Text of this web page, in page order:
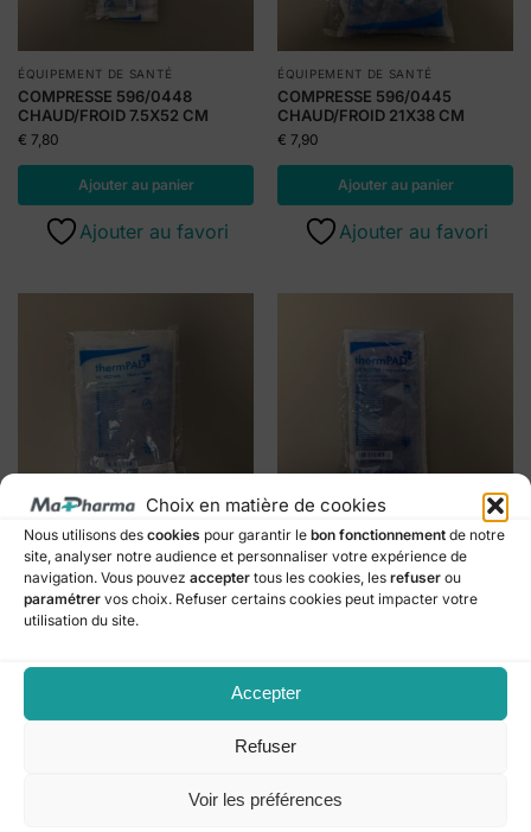
Choix en matière de cookies
Nous utilisons des cookies pour garantir le bon fonctionnement de notre
site, analyser notre audience et personnaliser votre expérience de
navigation. Vous pouvez accepter tous les cookies, les refuser ou
paramétrer vos choix. Refuser certains cookies peut impacter votre
utilisation du site.
Accepter
Refuser
Voir les préférences
ÉQUIPEMENT DE SANTÉ
COMPRESSE 596/0448
CHAUD/FROID 7.5X52 CM
€ 7,80
Ajouter au panier
Ajouter au favori
ÉQUIPEMENT DE SANTÉ
COMPRESSE 596/0445
CHAUD/FROID 21X38 CM
€ 7,90
Ajouter au panier
Ajouter au favori
ÉQUIPEMENT DE SANTÉ
COMPRESSE 596/0444
CHAUD/FROID 16X26 CM
€ 4,90
Ajouter au panier
ÉQUIPEMENT DE SANTÉ
COMPRESSE 596/0443
CHAUD/FROID 12X29 CM
Ajouter au panier